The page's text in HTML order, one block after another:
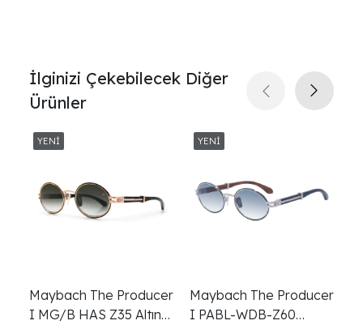
İlginizi Çekebilecek Diğer
Ürünler
Maybach The Producer
I MG/B HAS Z35 Altın
Maybach The Producer
I PABL-WDB-Z60